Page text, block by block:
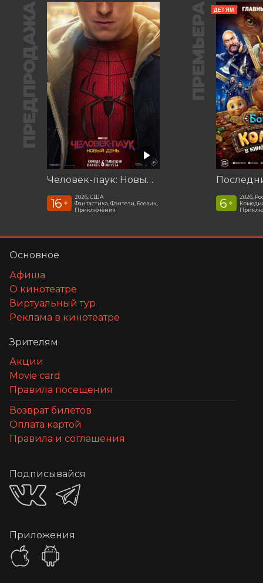
ПРЕДПРОДАЖА
Человек-паук: Новый день
16 +
2026, США
Фантастика, Фэнтези, Боевик,
Приключения
ПРЕМЬЕРА ДЕТЯМ
6 +
2026,
Основное
Афиша
О кинотеатре
Виртуальный тур
Реклама в кинотеатре
Зрителям
Акции
Movie card
Правила посещения
Возврат билетов
Оплата картой
Правила и соглашения
Подписывайся
Приложения